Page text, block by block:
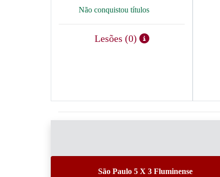
Não conquistou títulos
Lesões (0)
São Paulo 5 X 3 Fluminense